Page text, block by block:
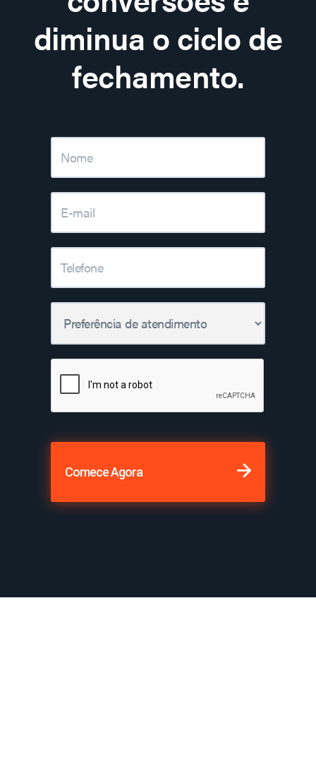
diminua o ciclo de
fechamento.
Comece Agora